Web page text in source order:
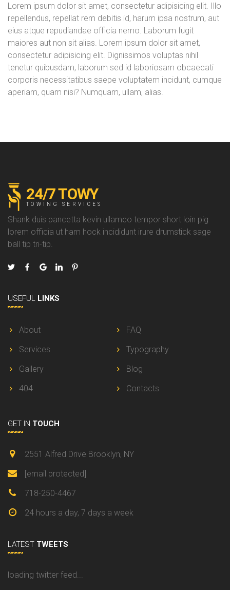
Lorem ipsum dolor sit amet, consectetur adipisicing elit. Illo
repellendus, repellat rem debitis id, harum ipsa nostrum, aut
eius atque repudiandae officia nemo. Laborum fugit
maiores aut non sit alias. Lorem ipsum dolor sit amet,
consectetur adipisicing elit. Dignissimos voluptas nihil
tenetur quibusdam, laborum sed id laboriosam obcaecati
corporis necessitatibus saepe voluptatem incidunt, cumque
aperiam, quam nisi? Numquam, ullam, alias.
24/7 TOWY
TOWING SERVICES
Shank duis pancetta kevin ullamco tempor short loin pig
lorem officia ut ham hock incididunt irure drumstick sage
ball tip tri-tip.
USEFUL LINKS
About
Services
Gallery
404
FAQ
Typography
Blog
Contacts
GET IN TOUCH
2551 Alfred Drive Brooklyn, NY
[email protected]
718-250-4467
24 hours a day, 7 days a week
LATEST TWEETS
loading twitter feed...